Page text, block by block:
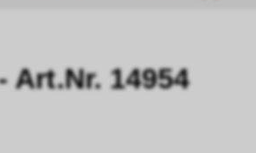
Art.Nr. 14954